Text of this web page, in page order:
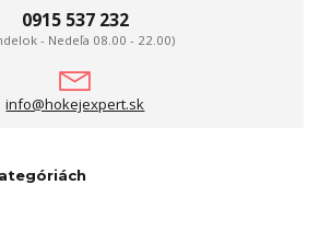
0915 537 232
- Nedeľa 08.00 - 22.00)
info@hokejexpert.sk